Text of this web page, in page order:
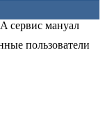
сервис мануал
пользователи